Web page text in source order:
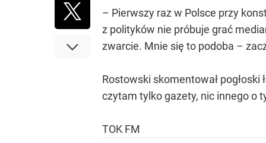
– Pierwszy raz w Polsce przy
z polityków nie próbuje grać
zwarcie. Mnie się to podoba –
Rostowski skomentował
czytam tylko gazety, nic innego o
TOK FM